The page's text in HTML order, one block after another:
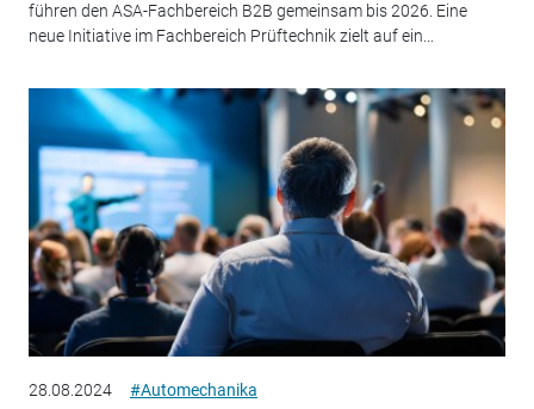
führen den ASA-Fachbereich B2B gemeinsam bis 2026. Eine
neue Initiative im Fachbereich Prüftechnik zielt auf ein...
28.08.2024 #Automechanika